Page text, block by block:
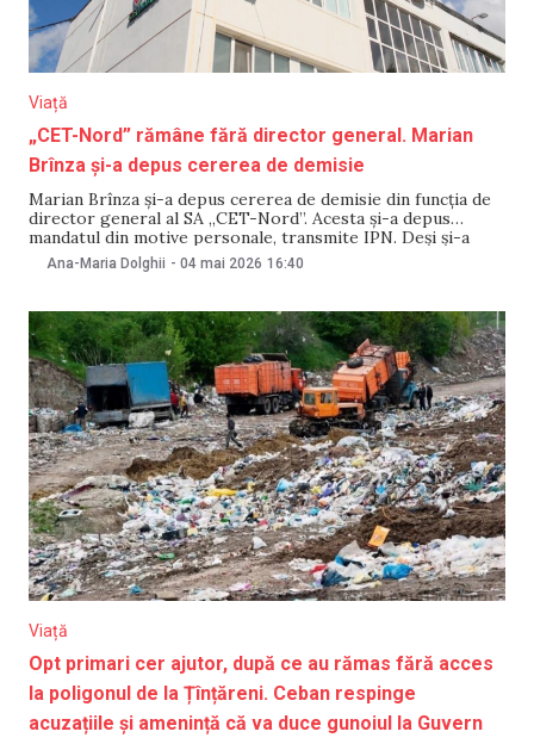
Viață
„CET-Nord” rămâne fără director general. Marian
Brînza și-a depus cererea de demisie
Marian Brînza și-a depus cererea de demisie din funcția de
director general al SA „CET-Nord”. Acesta și-a depus
mandatul din motive personale, transmite IPN. Deși și-a
depus cererea de eliberare din funcție pe 6 aprilie, Marian
Brînza mai deține funcția timp de o lună. Potrivit Veronicăi
Ana-Maria Dolghii - 04 mai 2026 16:40
Viață
Opt primari cer ajutor, după ce au rămas fără acces
la poligonul de la Țînțăreni. Ceban respinge
acuzațiile și amenință că va duce gunoiul la Guvern